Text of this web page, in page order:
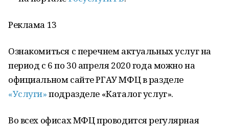
Реклама 13
Ознакомиться с перечнем актуальных услуг на
период с 6 по 30 апреля 2020 года можно на
официальном сайте РГАУ МФЦ в разделе
«Услуги»подразделе «Каталог услуг».
Во всех офисах МФЦ проводится регулярная